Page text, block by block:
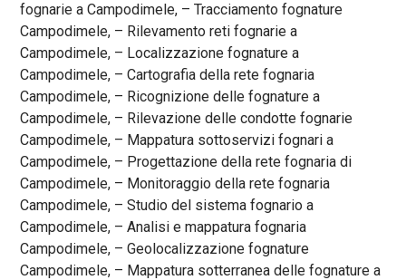
fognarie a Campodimele, – Tracciamento fognature
Campodimele, – Rilevamento reti fognarie a
Campodimele, – Localizzazione fognature a
Campodimele, – Cartografia della rete fognaria
Campodimele, – Ricognizione delle fognature a
Campodimele, – Rilevazione delle condotte fognarie
Campodimele, – Mappatura sottoservizi fognari a
Campodimele, – Progettazione della rete fognaria di
Campodimele, – Monitoraggio della rete fognaria
Campodimele, – Studio del sistema fognario a
Campodimele, – Analisi e mappatura fognaria
Campodimele, – Geolocalizzazione fognature
Campodimele, – Mappatura sotterranea delle fognature a